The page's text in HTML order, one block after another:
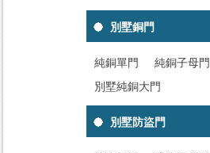
別墅銅門
純銅單門
純銅子母門
別墅純銅大門
別墅防盜門